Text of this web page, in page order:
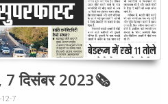
7 दिसंबर 2023🗞
7